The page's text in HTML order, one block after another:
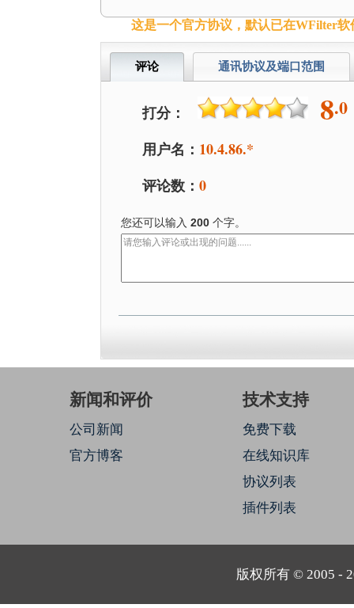
这是一个官方协议，默认已在WFilter软
评论 通讯协议及端口范围
打分： 8.0
用户名： 10.4.86.*
评论数： 0
您还可以输入 200个字。
新闻和评价
公司新闻
官方博客
技术支持
免费下载
在线知识库
协议列表
插件列表
版权所有 © 2005 -